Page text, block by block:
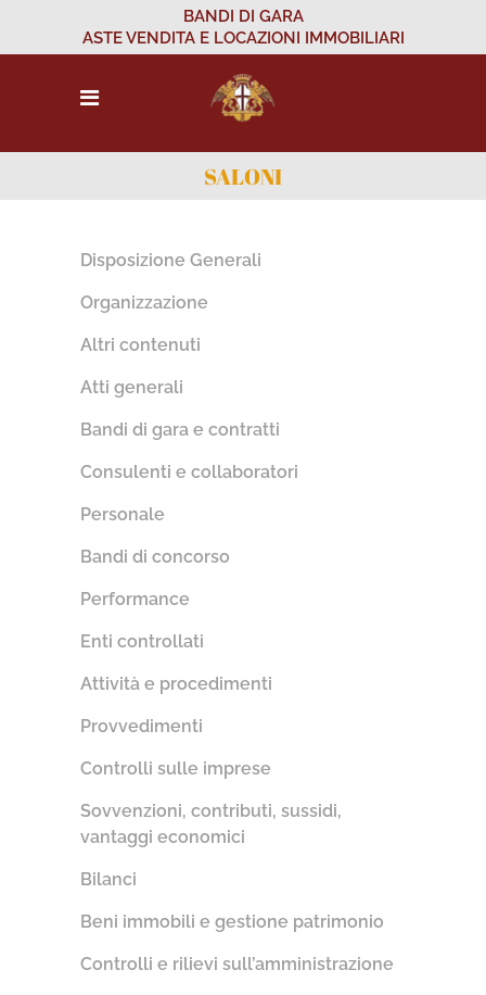
BANDI DI GARA
ASTE VENDITA E LOCAZIONI IMMOBILIARI
SALONI
Disposizione Generali
Organizzazione
Altri contenuti
Atti generali
Bandi di gara e contratti
Consulenti e collaboratori
Personale
Bandi di concorso
Performance
Enti controllati
Attività e procedimenti
Provvedimenti
Controlli sulle imprese
Sovvenzioni, contributi, sussidi,
vantaggi economici
Bilanci
Beni immobili e gestione patrimonio
Controlli e rilievi sull’amministrazione